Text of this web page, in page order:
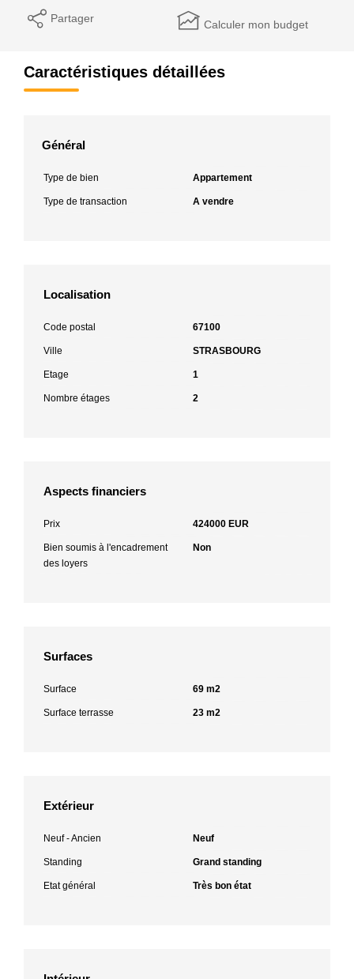
Partager Calculer mon budget
Caractéristiques détaillées
Général
Type de bien Appartement
Type de transaction A vendre
Localisation
Code postal 67100
Ville STRASBOURG
Etage 1
Nombre étages 2
Aspects financiers
Prix 424000 EUR
Bien soumis à l'encadrement
des loyers
Non
Surfaces
Surface 69 m2
Surface terrasse 23 m2
Extérieur
Neuf - Ancien Neuf
Standing Grand standing
Etat général Très bon état